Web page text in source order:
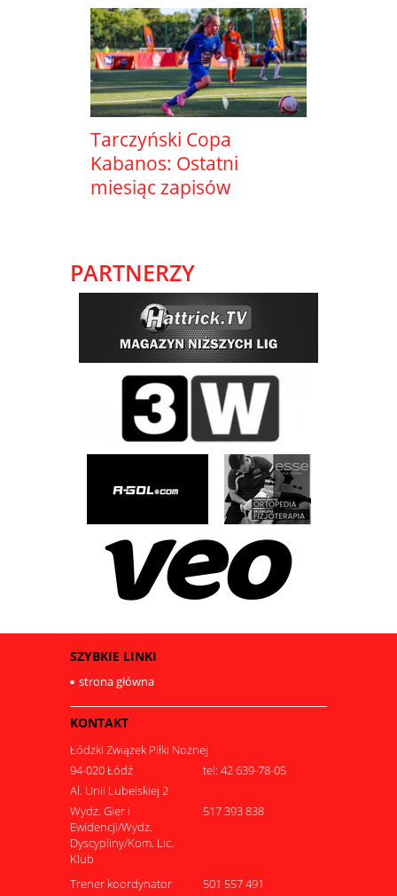
Tarczyński Copa
Kabanos: Ostatni
miesiąc zapisów
PARTNERZY
SZYBKIE LINKI
strona główna
KONTAKT
Łódzki Związek Piłki Nożnej
94-020 Łódź
tel: 42 639-78-05
Al. Unii Lubelskiej 2
Wydz. Gier i
Ewidencji/Wydz.
Dyscypliny/Kom. Lic.
Klub
517 393 838
Trener koordynator 501 557 491